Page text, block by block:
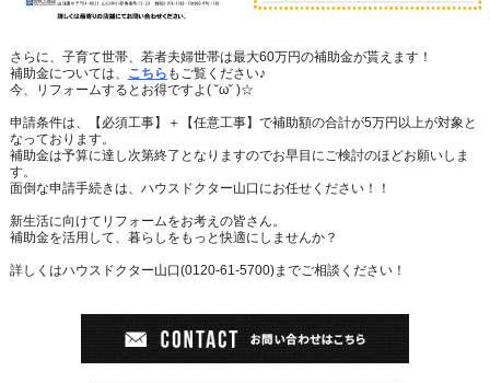
さらに、子育て世帯、若者夫婦世帯は最大60万円の補助金が貰えます！
補助金については、 こちら もご覧ください♪
今、リフォームするとお得ですよ( ˘ω˘)☆
申請条件は、【必須工事】＋【任意工事】で補助額の合計が5万円以上が対象と
なっております。
補助金は予算に達し次第終了となりますのでお早目にご検討のほどお願いしま
す。
面倒な申請手続きは、ハウスドクター山口にお任せください！！
新生活に向けてリフォームをお考えの皆さん。
補助金を活用して、暮らしをもっと快適にしませんか？
詳しくはハウスドクター山口(0120-61-5700)までご相談ください！